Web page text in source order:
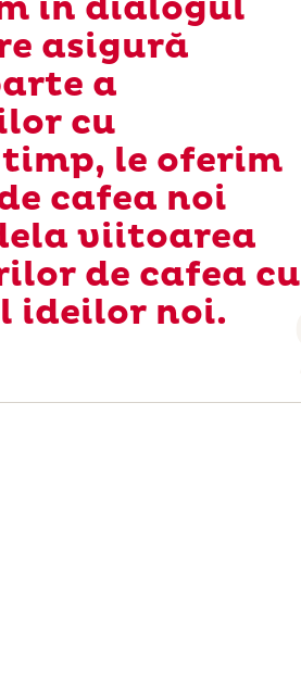
în dialogul
asigură
a
cu
le oferim
cafea noi
viitoarea
de cafea cu
ideilor noi.